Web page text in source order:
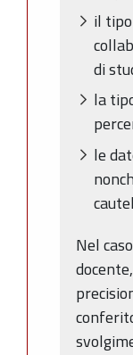
il
di
la
le
Nel